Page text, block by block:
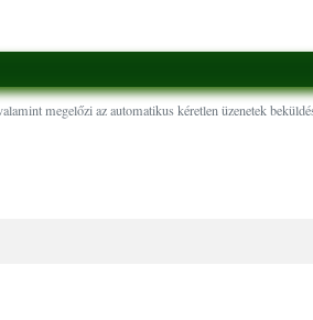
megelőzi az automatikus kéretlen üzenetek